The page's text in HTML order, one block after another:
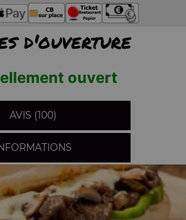
d'ouverture
ouvert
AVIS (100)